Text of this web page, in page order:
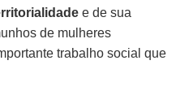
e de sua
de mulheres
trabalho social que